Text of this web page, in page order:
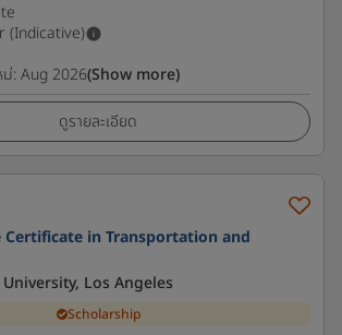
(Indicative)
ม่:Aug 2026(Show more)
ดูรายละเอียด
in Transportation and
Los Angeles
Scholarship